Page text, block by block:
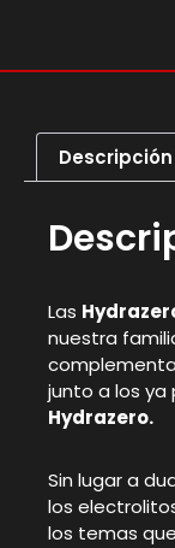
Descripción
Las
nuestra
junto a los ya
Hydrazero.
Sin lugar a
los
los temas